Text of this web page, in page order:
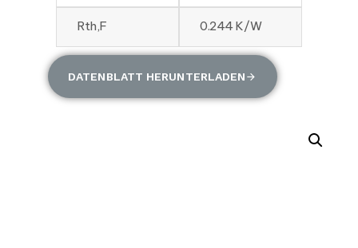
Rth,F 0.244 K/W
DATENBLATT HERUNTERLADEN